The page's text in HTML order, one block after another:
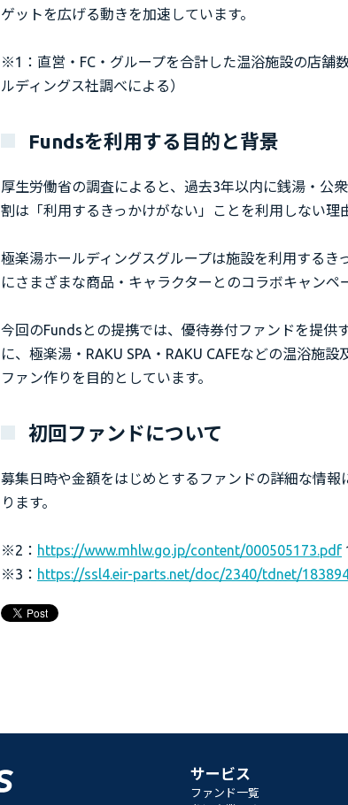
ゲットを広げる動きを加速しています。
※1：直営・FC・グループを合計した温浴施設の店舗
ルディングス社調べによる）
Fundsを利用する目的と背景
厚生労働省の調査によると、過去3年以内に銭湯・公
割は「利用するきっかけがない」ことを利用しない
極楽湯ホールディングスグループは施設を利用するき
にさまざまな商品・キャラクターとのコラボキャン
今回のFundsとの提携では、優待券付ファンドを提供
に、極楽湯・RAKU SPA・RAKU CAFEなどの温浴施
ファン作りを目的としています。
初回ファンドについて
募集日時や金額をはじめとするファンドの詳細な情報
ります。
※2： https://www.mhlw.go.jp/content/000505173.pdf
※3： https://ssl4.eir-parts.net/doc/2340/tdnet/
サービス
ファンド一覧